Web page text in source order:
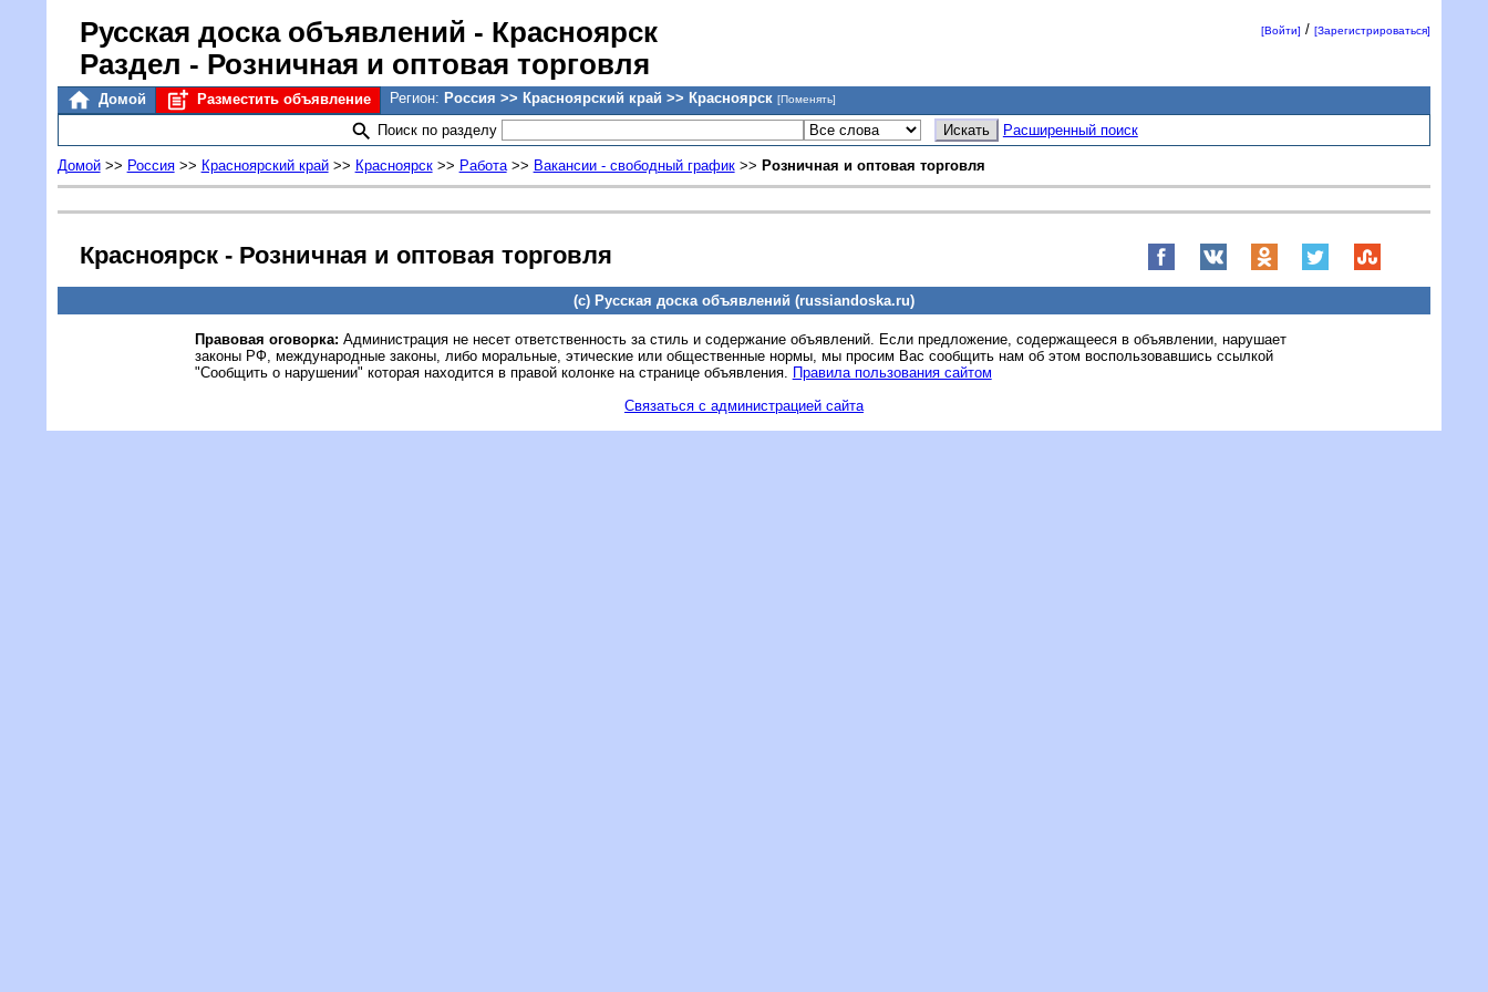
Русская доска объявлений - Красноярск
Раздел - Розничная и оптовая торговля
[Войти] /[Зарегистрироваться]
Домой Разместить объявление Регион: Россия >> Красноярский край >> Красноярск [Поменять]
Поиск по разделу Расширенный поиск
Домой>> Россия>> Красноярский край>> Красноярск>> Работа>> Вакансии - свободный график>> Розничная и оптовая торговля
Красноярск - Розничная и оптовая торговля
(c) Русская доска объявлений (russiandoska.ru)
Правовая оговорка: Администрация не несет ответственность за стиль и содержание объявлений. Если предложение, содержащееся в объявлении, нарушает
законы РФ, международные законы, либо моральные, этические или общественные нормы, мы просим Вас сообщить нам об этом воспользовавшись ссылкой
"Сообщить о нарушении" которая находится в правой колонке на странице объявления. Правила пользования сайтом
Связаться с администрацией сайта